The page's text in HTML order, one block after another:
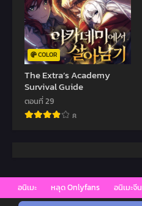
COLOR
The Extra’s Academy
Survival Guide
ตอนที่ 29
8
อนิเมะ หลุด Onlyfans อนิเมะจีน